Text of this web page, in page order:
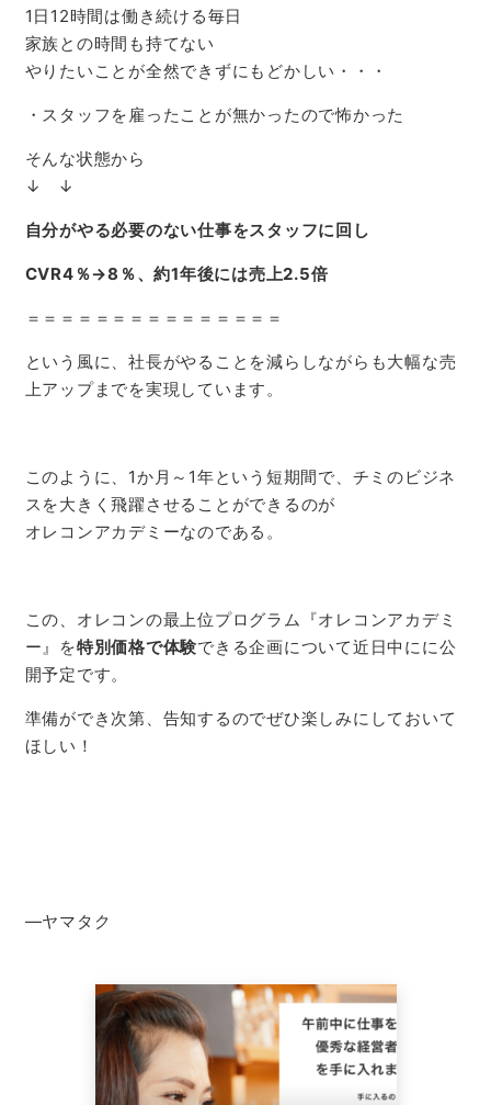
1日12時間は働き続ける毎日
家族との時間も持てない
やりたいことが全然できずにもどかしい・・・
・スタッフを雇ったことが無かったので怖かった
そんな状態から
↓ ↓
自分がやる必要のない仕事をスタッフに回し
CVR4％→8％、約1年後には売上2.5倍
＝＝＝＝＝＝＝＝＝＝＝＝＝＝＝
という風に、社長がやることを減らしながらも大幅な売
上アップまでを実現しています。
このように、1か月～1年という短期間で、チミのビジネ
スを大きく飛躍させることができるのが
オレコンアカデミーなのである。
この、オレコンの最上位プログラム『オレコンアカデミ
ー』を特別価格で体験できる企画について近日中にに公
開予定です。
準備ができ次第、告知するのでぜひ楽しみにしておいて
ほしい！
―ヤマタク